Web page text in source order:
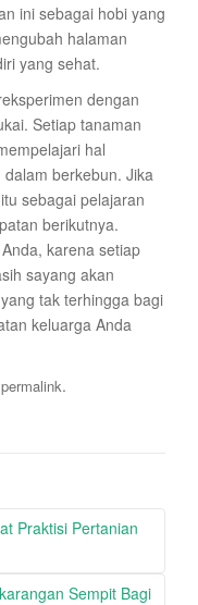
ini sebagai hobi yang
halaman
yang sehat.
dengan
Setiap tanaman
hal
berkebun. Jika
sebagai pelajaran
berikutnya.
karena setiap
sayang akan
tak terhingga bagi
keluarga Anda
permalink.
Praktisi Pertanian
Sempit Bagi